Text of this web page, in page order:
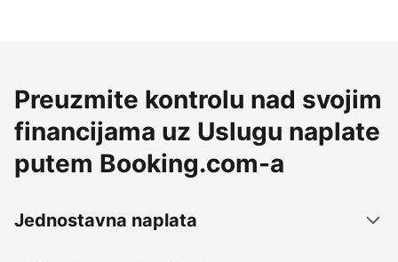
Preuzmite kontrolu nad svojim
financijama uz Uslugu naplate
putem Booking.com-a
Jednostavna naplata